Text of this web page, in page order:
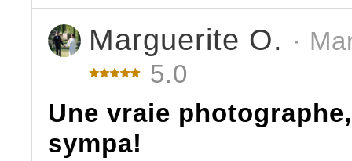
Marguerite O. ·
5.0
Une vraie
sympa!